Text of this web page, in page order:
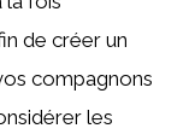
de créer un
compagnons
les